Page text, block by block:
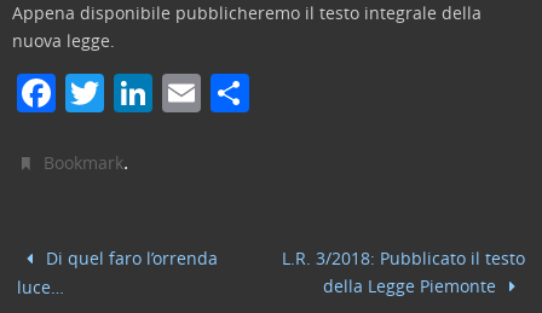
Appena disponibile pubblicheremo il testo integrale della
nuova legge.
F
c
b
o
T
itt
Li
dI
E
Bookmark.
Di quel faro l’orrenda
luce…
L.R. 3/2018: Pubblicato il testo
della Legge Piemonte